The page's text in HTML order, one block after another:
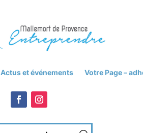
Actus et événements Votre Page –